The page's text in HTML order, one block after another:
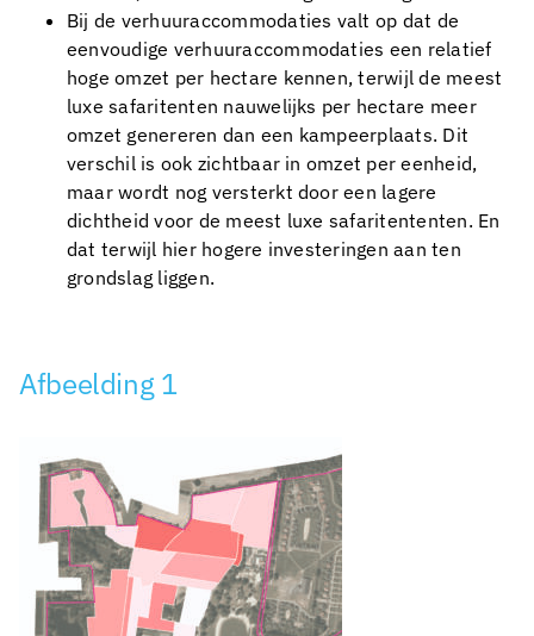
Bij de verhuuraccommodaties valt op dat de
eenvoudige verhuuraccommodaties een relatief
hoge omzet per hectare kennen, terwijl de meest
luxe safaritenten nauwelijks per hectare meer
omzet genereren dan een kampeerplaats. Dit
verschil is ook zichtbaar in omzet per eenheid,
maar wordt nog versterkt door een lagere
dichtheid voor de meest luxe safaritententen. En
dat terwijl hier hogere investeringen aan ten
grondslag liggen.
Afbeelding 1